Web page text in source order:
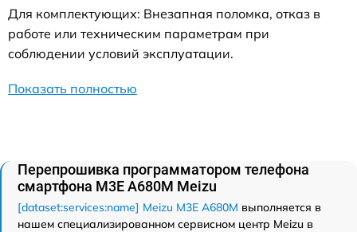
Для комплектующих: Внезапная поломка, отказ в
работе или техническим параметрам при
соблюдении условий эксплуатации.
Показать полностью
Перепрошивка программатором телефона
смартфона M3E A680M Meizu
[dataset:services:name] Meizu M3E A680M выполняется в
нашем специализированном сервисном центр Meizu в